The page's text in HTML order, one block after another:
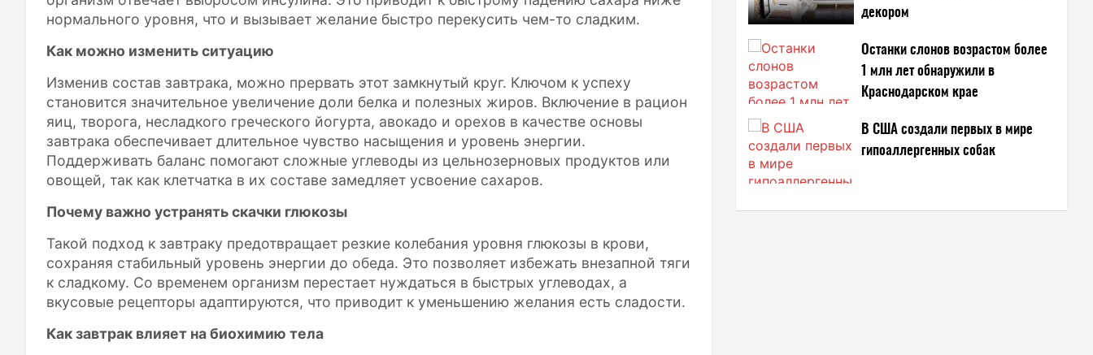
нормального уровня, что и вызывает желание быстро перекусить чем-то сладким.
Как можно изменить ситуацию
Изменив состав завтрака, можно прервать этот замкнутый круг. Ключом к успеху
становится значительное увеличение доли белка и полезных жиров. Включение в рацион
яиц, творога, несладкого греческого йогурта, авокадо и орехов в качестве основы
завтрака обеспечивает длительное чувство насыщения и уровень энергии.
Поддерживать баланс помогают сложные углеводы из цельнозерновых продуктов или
овощей, так как клетчатка в их составе замедляет усвоение сахаров.
Почему важно устранять скачки глюкозы
Такой подход к завтраку предотвращает резкие колебания уровня глюкозы в крови,
сохраняя стабильный уровень энергии до обеда. Это позволяет избежать внезапной тяги
к сладкому. Со временем организм перестает нуждаться в быстрых углеводах, а
вкусовые рецепторы адаптируются, что приводит к уменьшению желания есть сладости.
Как завтрак влияет на биохимию тела
декором
Останки слонов возрастом более
1 млн лет обнаружили в
Краснодарском крае
В США создали первых в мире
гипоаллергенных собак